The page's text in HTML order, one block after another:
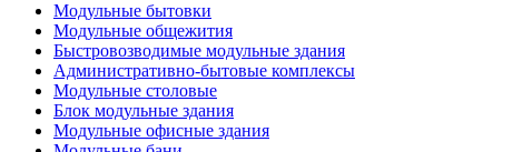
Модульные бытовки
Модульные общежития
Быстровозводимые модульные здания
Административно-бытовые комплексы
Модульные столовые
Блок модульные здания
Модульные офисные здания